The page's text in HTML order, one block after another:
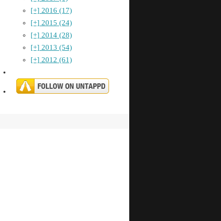
[+] 2016 (17)
[+] 2015 (24)
[+] 2014 (28)
[+] 2013 (54)
[+] 2012 (61)